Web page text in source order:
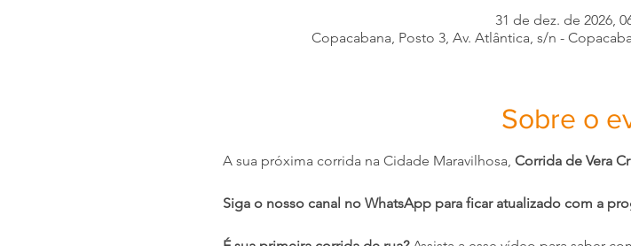
31 de dez. de 2026,
Copacabana, Posto 3, Av. Atlântica, s/n -
Sobre o
A sua próxima corrida na Cidade Maravilhosa, Corrida de Vera
Siga o nosso canal no WhatsApp para ficar atualizado com a